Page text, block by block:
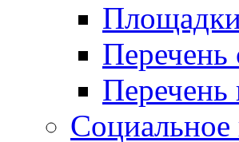
Площадки
Перечень
Социальное